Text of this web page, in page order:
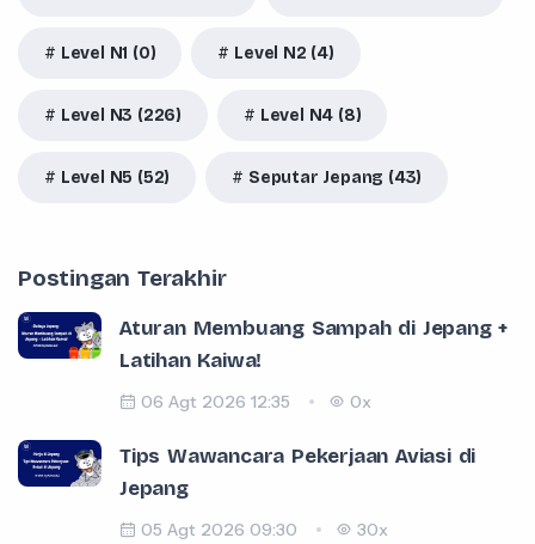
Level N1 (0) Level N2 (4)
Level N3 (226) Level N4 (8)
Level N5 (52) Seputar Jepang (43)
Postingan Terakhir
Aturan Membuang Sampah di Jepang +
Latihan Kaiwa!
06 Agt 2026 12:35 0x
Tips Wawancara Pekerjaan Aviasi di
Jepang
05 Agt 2026 09:30 30x